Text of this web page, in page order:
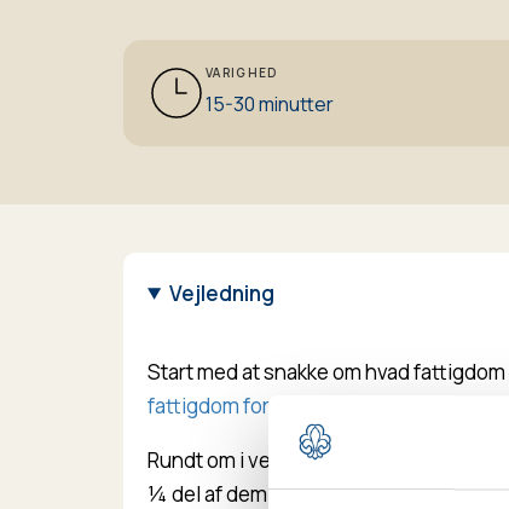
VARIGHED
15-30 minutter
Vejledning
Start med at snakke om hvad
fattigdom for dig
Rundt om i verden og især i ulandene
¼ del af dem lever for under 1,25 $ om